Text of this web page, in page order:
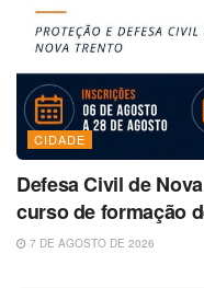
CIDADE
Defesa Civil de
curso de formação
7 DE AGOSTO DE 2026